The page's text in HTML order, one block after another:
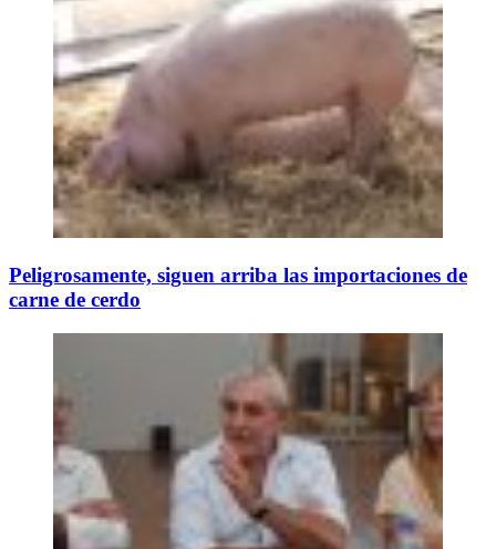
Peligrosamente, siguen arriba las importaciones de
carne de cerdo